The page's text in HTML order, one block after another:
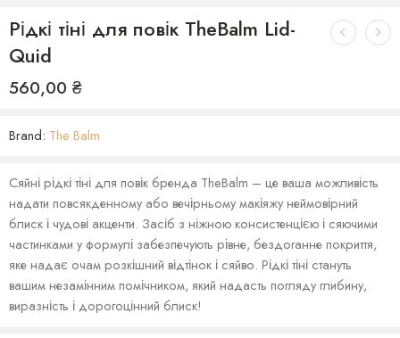
Рідкі тіні для повік TheBalm Lid-
Quid
560,00 ₴
Brand: The Balm
Сяйні рідкі тіні для повік бренда TheBalm – це ваша можливість
надати повсякденному або вечірньому макіяжу неймовірний
блиск і чудові акценти. Засіб з ніжною консистенцією і сяючими
частинками у формулі забезпечують рівне, бездоганне покриття,
яке надає очам розкішний відтінок і сяйво. Рідкі тіні стануть
вашим незамінним помічником, який надасть погляду глибину,
виразність і дорогоцінний блиск!